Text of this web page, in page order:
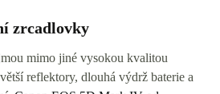
zrcadlovky
mimo jiné vysokou kvalitou
reflektory, dlouhá výdrž baterie a